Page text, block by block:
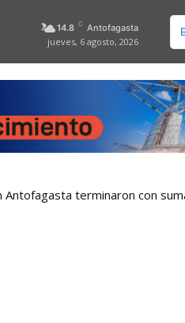
14.8 C Antofagasta
jueves, 6 agosto, 2026
Antofagasta terminaron con